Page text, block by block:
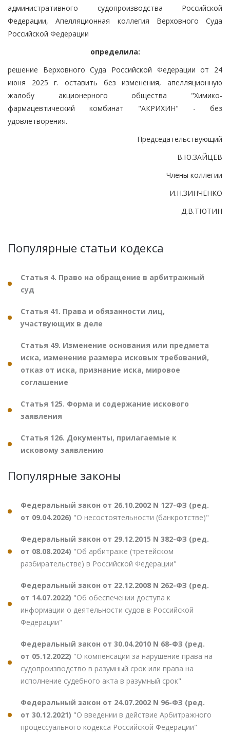
административного судопроизводства Российской
Федерации, Апелляционная коллегия Верховного Суда
Российской Федерации
определила:
решение Верховного Суда Российской Федерации от 24
июня 2025 г. оставить без изменения, апелляционную
жалобу акционерного общества "Химико-
фармацевтический комбинат "АКРИХИН" - без
удовлетворения.
Председательствующий
В.Ю.ЗАЙЦЕВ
Члены коллегии
И.Н.ЗИНЧЕНКО
Д.В.ТЮТИН
Популярные статьи кодекса
Статья 4. Право на обращение в арбитражный
суд
Статья 41. Права и обязанности лиц,
участвующих в деле
Статья 49. Изменение основания или предмета
иска, изменение размера исковых требований,
отказ от иска, признание иска, мировое
соглашение
Статья 125. Форма и содержание искового
заявления
Статья 126. Документы, прилагаемые к
исковому заявлению
Популярные законы
Федеральный закон от 26.10.2002 N 127-ФЗ (ред.
от 09.04.2026) "О несостоятельности (банкротстве)"
Федеральный закон от 29.12.2015 N 382-ФЗ (ред.
от 08.08.2024) "Об арбитраже (третейском
разбирательстве) в Российской Федерации"
Федеральный закон от 22.12.2008 N 262-ФЗ (ред.
от 14.07.2022) "Об обеспечении доступа к
информации о деятельности судов в Российской
Федерации"
Федеральный закон от 30.04.2010 N 68-ФЗ (ред.
от 05.12.2022) "О компенсации за нарушение права на
судопроизводство в разумный срок или права на
исполнение судебного акта в разумный срок"
Федеральный закон от 24.07.2002 N 96-ФЗ (ред.
от 30.12.2021) "О введении в действие Арбитражного
процессуального кодекса Российской Федерации"